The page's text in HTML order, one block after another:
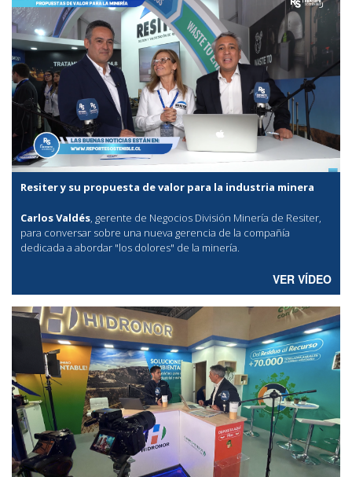
Resiter y su propuesta de valor para la industria minera
Carlos Valdés, gerente de Negocios División Minería de Resiter,
para conversar sobre una nueva gerencia de la compañía
dedicada a abordar "los dolores" de la minería.
VER VÍDEO